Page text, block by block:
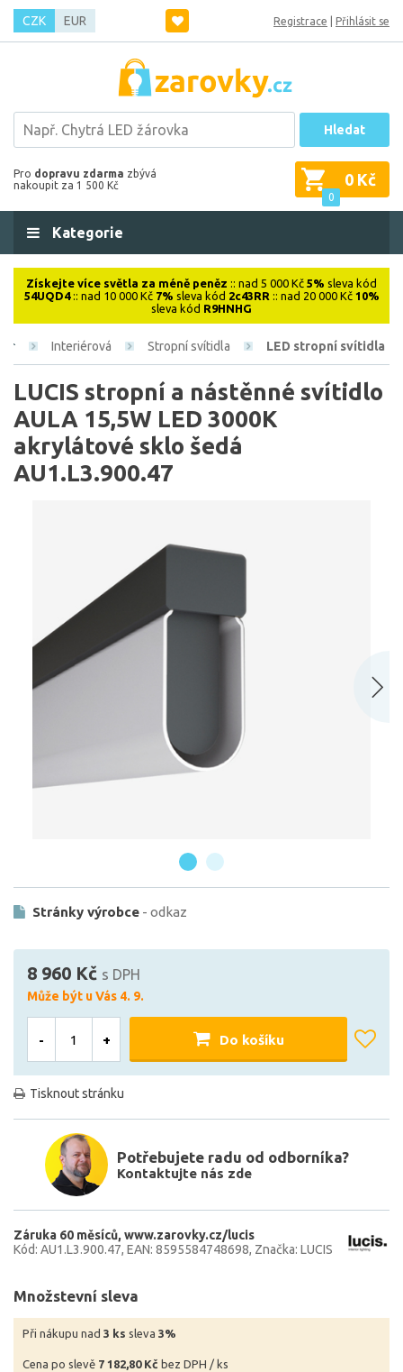
CZK EUR Registrace Přihlásit se
Hledat
Pro dopravu zdarma zbývá
nakoupit za 1 500 Kč
0
0 Kč
Kategorie
Získejte více světla za méně peněz :: nad 5 000 Kč 5% sleva kód
54UQD4:: nad 10 000 Kč 7% sleva kód 2c43RR :: nad 20 000 Kč 10%
sleva kód R9HNHG
Interiérová Stropní svítidla LED stropní svítidla
LUCIS stropní a nástěnné svítidlo
AULA 15,5W LED 3000K
akrylátové sklo šedá
AU1.L3.900.47
Stránky výrobce - odkaz
8 960 Kč s DPH
Může být u Vás 4. 9.
- + Do košíku
Tisknout stránku
Potřebujete radu od odborníka?
Kontaktujte nás zde
Záruka 60 měsíců www.zarovky.cz/lucis
Kód: AU1.L3.900.47 EAN: 8595584748698 Značka: LUCIS
Množstevní sleva
Při nákupu nad 3 ks sleva 3%
Cena po slevě 7 182,80 Kč bez DPH / ks